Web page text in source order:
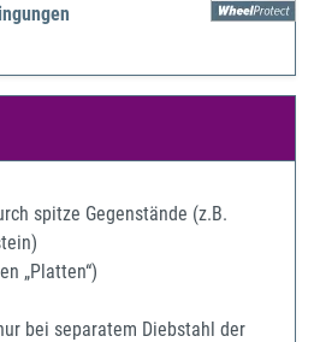
spitze Gegenstände (z.B.
„Platten“)
bei separatem Diebstahl der